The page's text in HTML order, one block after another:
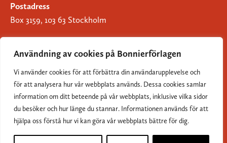
Användning av cookies på Bonnierförlagen
Vi använder cookies för att förbättra din användarupplevelse och
för att analysera hur vår webbplats används. Dessa cookies samlar
information om ditt beteende på vår webbplats, inklusive vilka sidor
du besöker och hur länge du stannar. Informationen används för att
hjälpa oss förstå hur vi kan göra vår webbplats bättre för dig.
Postadress
Box 3159, 103 63 Stockholm
Om Bonnierförlagen
Cookies
Integritetspolicy